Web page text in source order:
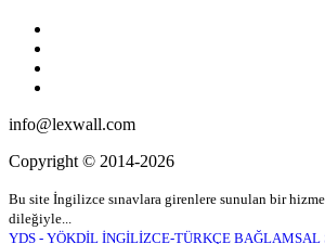
info@lexwall.com
Copyright © 2014-2026
Bu site İngilizce sınavlara girenlere sunulan bir
dileğiyle...
YDS - YÖKDİL İNGİLİZCE-TÜRKÇE BAĞLAMSAL